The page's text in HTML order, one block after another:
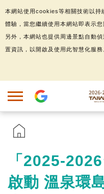
「2025-
啟動 溫泉環
本網站使用cookies等相關技術以持
體驗，當您繼續使用本網站即表示
另外，本網站也提供周邊景點自動
置資訊，以開啟及使用此智慧化服務